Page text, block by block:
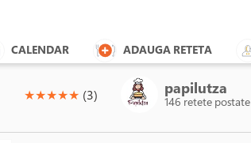
CALENDAR ADAUGA RETETA
(*)
★(*)
★(*)
★(*)
★(*)
★ (3) papilutza
146 retete postate